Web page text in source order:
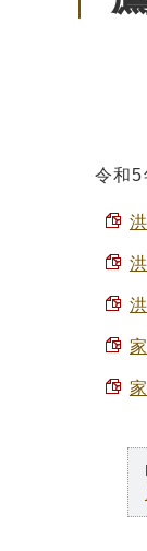
令和5